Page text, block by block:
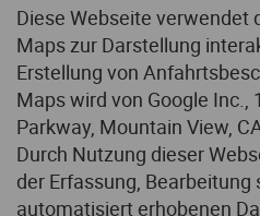
Diese Webseite verwendet
Maps zur Darstellung
Erstellung von
Maps wird von Google
Parkway, Mountain View,
Durch Nutzung dieser
der Erfassung,
automatisiert erhobenen